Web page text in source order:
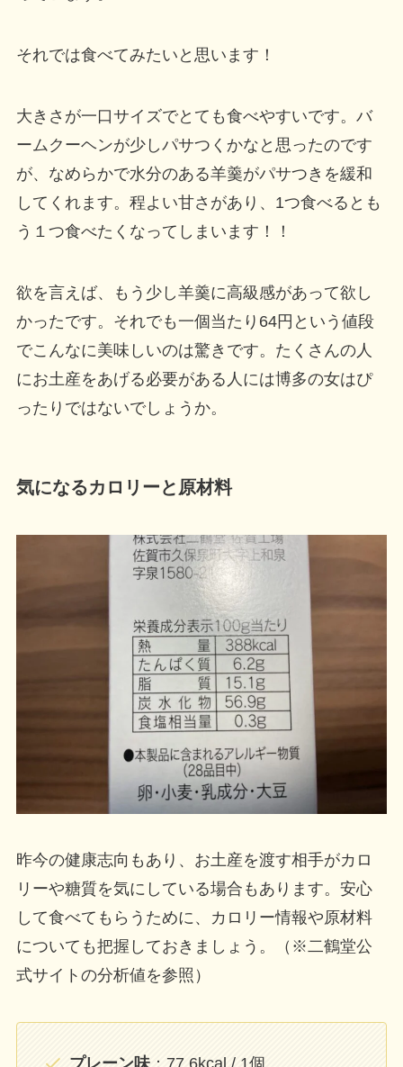
それでは食べてみたいと思います！
大きさが一口サイズでとても食べやすいです。バ
ームクーヘンが少しパサつくかなと思ったのです
が、なめらかで水分のある羊羹がパサつきを緩和
してくれます。程よい甘さがあり、1つ食べるとも
う１つ食べたくなってしまいます！！
欲を言えば、もう少し羊羹に高級感があって欲し
かったです。それでも一個当たり64円 という値段
でこんなに美味しいのは驚きです。 たくさんの人
にお土産をあげる必要がある人には博多の女はぴ
ったりではないでしょうか。
気になるカロリーと原材料
昨今の健康志向もあり、お土産を渡す相手がカロ
リーや糖質を気にしている場合もあります。安心
して食べてもらうために、カロリー情報や原材料
についても把握しておきましょう。（※二鶴堂公
式サイトの分析値を参照）
プレーン味 ：77.6kcal / 1個